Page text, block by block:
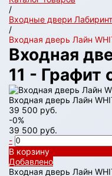
/
Входные двери
/
Входная дверь Лайн
Входная
11 - Графит
Входная дверь Лайн
39 500 руб.
-0%
39 500 руб.
-
В корзину
Добавлено
Входная дверь Лайн